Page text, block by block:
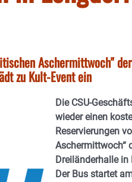
Aschermittwoch"
zu Kult-Event ein
Die CSU-
wieder einen
Reservierungen
Aschermittwoch“
Dreiländerhalle in
Der Bus startet